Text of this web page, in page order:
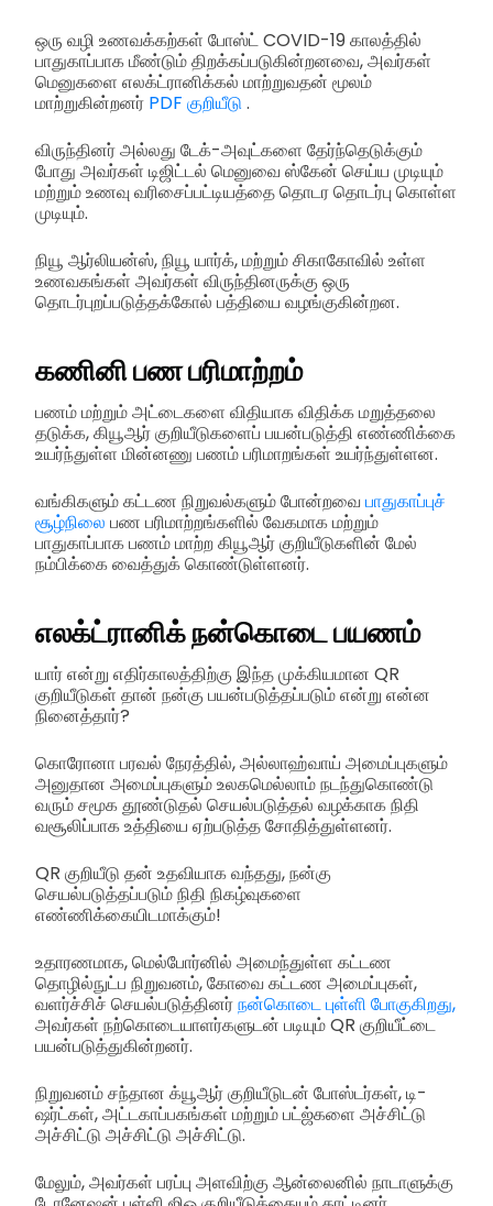
ஒரு வழி உணவக்கற்கள் போஸ்ட் COVID-19 காலத்தில்
பாதுகாப்பாக மீண்டும் திறக்கப்படுகின்றனவை, அவர்கள்
மெனுகளை எலக்ட்ரானிக்கல் மாற்றுவதன் மூலம்
மாற்றுகின்றனர் PDF குறியீடு .
விருந்தினர் அல்லது டேக்-அவுட்களை தேர்ந்தெடுக்கும்
போது அவர்கள் டிஜிட்டல் மெனுவை ஸ்கேன் செய்ய முடியும்
மற்றும் உணவு வரிசைப்பட்டியத்தை தொடர தொடர்பு கொள்ள
முடியும்.
நியூ ஆர்லியன்ஸ், நியூ யார்க், மற்றும் சிகாகோவில் உள்ள
உணவகங்கள் அவர்கள் விருந்தினருக்கு ஒரு
தொடர்புறப்படுத்தக்கோல் பத்தியை வழங்குகின்றன.
கணினி பண பரிமாற்றம்
பணம் மற்றும் அட்டைகளை விதியாக விதிக்க மறுத்தலை
தடுக்க, கியூஆர் குறியீடுகளைப் பயன்படுத்தி எண்ணிக்கை
உயர்ந்துள்ள மின்னணு பணம் பரிமாறங்கள் உயர்ந்துள்ளன.
வங்கிகளும் கட்டண நிறுவல்களும் போன்றவை பாதுகாப்புச்
சூழ்நிலை பண பரிமாற்றங்களில் வேகமாக மற்றும்
பாதுகாப்பாக பணம் மாற்ற கியூஆர் குறியீடுகளின் மேல்
நம்பிக்கை வைத்துக் கொண்டுள்ளனர்.
எலக்ட்ரானிக் நன்கொடை பயணம்
யார் என்று எதிர்காலத்திற்கு இந்த முக்கியமான QR
குறியீடுகள் தான் நன்கு பயன்படுத்தப்படும் என்று என்ன
நினைத்தார்?
கொரோனா பரவல் நேரத்தில், அல்லாஹ்வாய் அமைப்புகளும்
அனுதான அமைப்புகளும் உலகமெல்லாம் நடந்துகொண்டு
வரும் சமூக தூண்டுதல் செயல்படுத்தல் வழக்காக நிதி
வசூலிப்பாக உத்தியை ஏற்படுத்த சோதித்துள்ளனர்.
QR குறியீடு தன் உதவியாக வந்தது, நன்கு
செயல்படுத்தப்படும் நிதி நிகழ்வுகளை
எண்ணிக்கையிடமாக்கும்!
உதாரணமாக, மெல்போர்னில் அமைந்துள்ள கட்டண
தொழில்நுட்ப நிறுவனம், கோவை கட்டண அமைப்புகள்,
வளர்ச்சிச் செயல்படுத்தினர்நன்கொடை புள்ளி போகுகிறது,
அவர்கள் நற்கொடையாளர்களுடன் படியும் QR குறியீட்டை
பயன்படுத்துகின்றனர்.
நிறுவனம் சந்தான க்யூஆர் குறியீடுடன் போஸ்டர்கள், டி-
ஷர்ட்கள், அட்டகாப்பகங்கள் மற்றும் பட்ஜ்களை அச்சிட்டு
அச்சிட்டு அச்சிட்டு அச்சிட்டு.
மேலும், அவர்கள் பரப்பு அளவிற்கு ஆன்லைனில் நாடாளுக்கு